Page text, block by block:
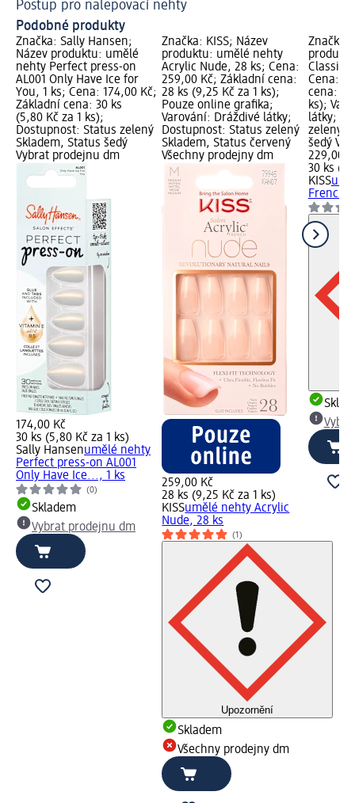
Postup pro nalepovací nehty
Podobné produkty
Značka: Sally Hansen;
Název produktu: umělé
nehty Perfect press-on
AL001 Only Have Ice for
You, 1 ks; Cena: 174,00 Kč;
Základní cena: 30 ks
(5,80 Kč za 1 ks);
Dostupnost: Status zelený
Skladem, Status šedý
Vybrat prodejnu dm
174,00 Kč
30 ks (5,80 Kč za 1 ks)
Sally Hansenumělé nehty
Perfect press-on AL001
Only Have Ice..., 1 ks
(0)
Skladem
Vybrat prodejnu dm
Značka: KISS; Název
produktu: umělé nehty
Acrylic Nude, 28 ks; Cena:
259,00 Kč; Základní cena:
28 ks (9,25 Kč za 1 ks);
Pouze online grafika;
Varování: Dráždivé látky;
Dostupnost: Status zelený
Skladem, Status červený
Všechny prodejny dm
259,00 Kč
28 ks (9,25 Kč za 1 ks)
KISSumělé nehty Acrylic
Nude, 28 ks
(1)
Upozornění
Skladem
Všechny prodejny dm
Značka:
Classic
Cena:
cena: 30
ks);
látky;
zelený
šedý
229,00
30 ks
KISS
French,